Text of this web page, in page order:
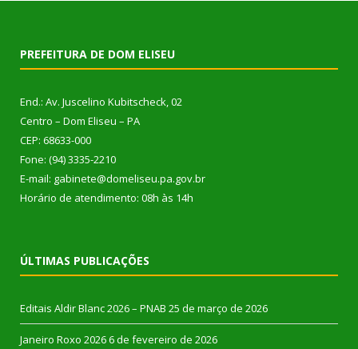
PREFEITURA DE DOM ELISEU
End.: Av. Juscelino Kubitscheck, 02
Centro – Dom Eliseu – PA
CEP: 68633-000
Fone: (94) 3335-2210
E-mail: gabinete@domeliseu.pa.gov.br
Horário de atendimento: 08h às 14h
ÚLTIMAS PUBLICAÇÕES
Editais Aldir Blanc 2026 – PNAB 25 de março de 2026
Janeiro Roxo 2026 6 de fevereiro de 2026